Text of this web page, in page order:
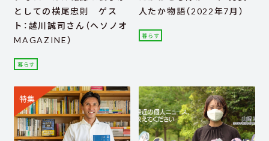
としての横尾忠則 ゲス
ト：越川誠司さん（ヘソノオ
MAGAZINE）
暮らす
人たか物語（2022年7月）
暮らす
特集